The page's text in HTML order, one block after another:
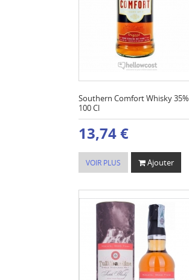
Southern Comfort Whisky 35%
100 Cl
13,74 €
VOIR PLUS Ajouter